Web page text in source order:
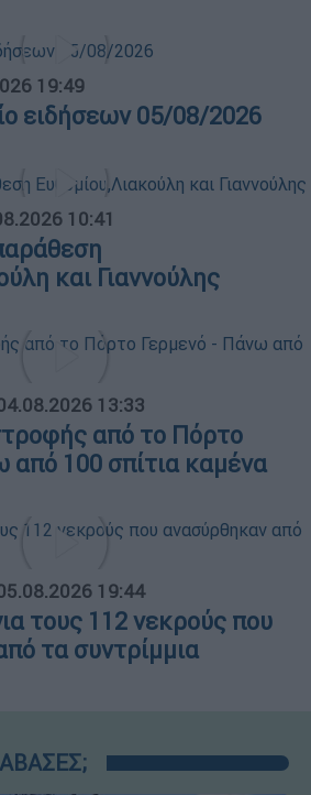
19:49
ειδήσεων 05/08/2026
10:41
και Γιαννούλης
13:33
από το Πόρτο
από 100 σπίτια καμένα
19:44
τους 112 νεκρούς που
τα συντρίμμια